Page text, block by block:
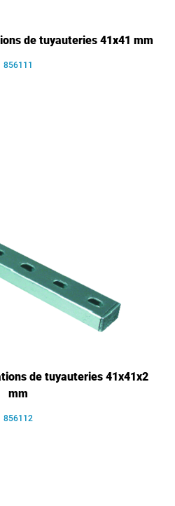
de tuyauteries 41x41 mm
856111
de tuyauteries 41x41x2
mm
856112